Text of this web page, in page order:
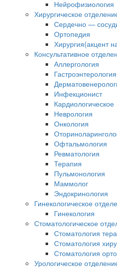
Нейрофизиология
Хирургическое
Сердечно —
Ортопедия
Хирургия(акцент
Консультативное
Аллергология
Гастроэнтерология
Инфекционист
Кардиологическое
Неврология
Онкология
Офтальмология
Ревматология
Терапия
Пульмонология
Маммолог
Эндокринология
Гинекологическое
Гинекология
Стоматологическое
Стоматология
Стоматология
Стоматология
Урологическое